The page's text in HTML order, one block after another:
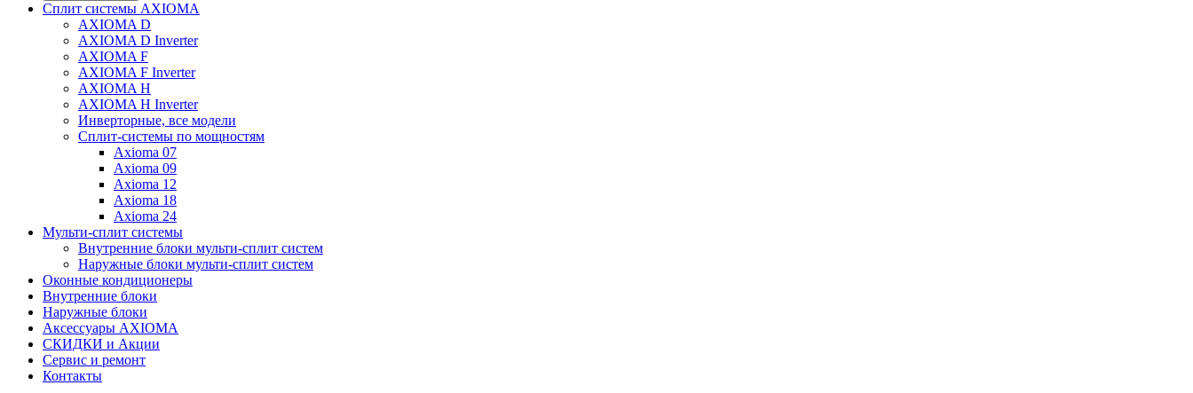
Сплит системы AXIOMA
AXIOMA D
AXIOMA D Inverter
AXIOMA F
AXIOMA F Inverter
AXIOMA H
AXIOMA H Inverter
Инверторные, все модели
Сплит-системы по мощностям
Axioma 07
Axioma 09
Axioma 12
Axioma 18
Axioma 24
Мульти-сплит системы
Внутренние блоки мульти-сплит систем
Наружные блоки мульти-сплит систем
Оконные кондиционеры
Внутренние блоки
Наружные блоки
Аксессуары AXIOMA
СКИДКИ и Акции
Сервис и ремонт
Контакты